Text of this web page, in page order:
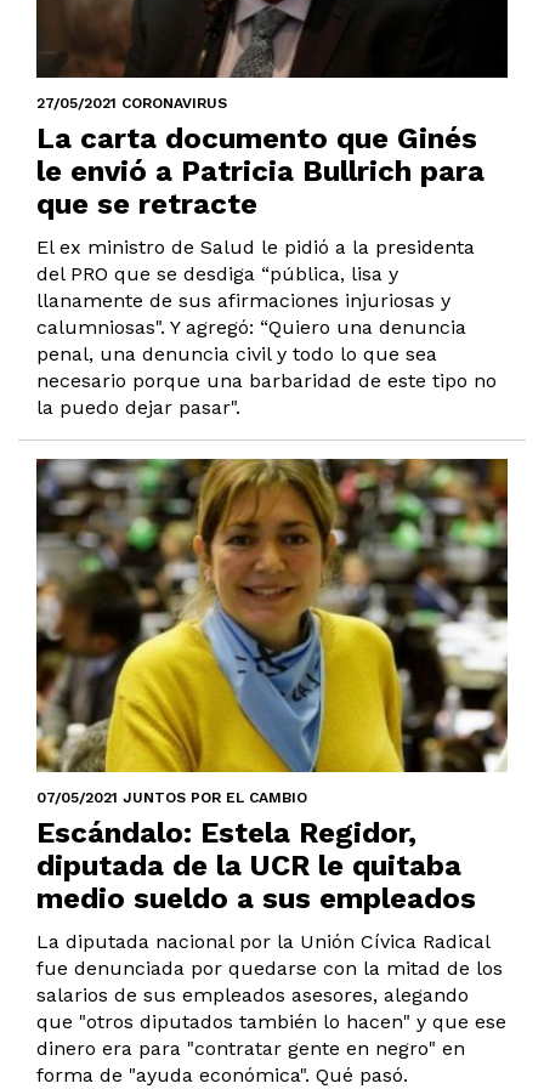
27/05/2021 CORONAVIRUS
La carta documento que Ginés
le envió a Patricia Bullrich para
que se retracte
El ex ministro de Salud le pidió a la presidenta
del PRO que se desdiga “pública, lisa y
llanamente de sus afirmaciones injuriosas y
calumniosas". Y agregó: “Quiero una denuncia
penal, una denuncia civil y todo lo que sea
necesario porque una barbaridad de este tipo no
la puedo dejar pasar".
07/05/2021 JUNTOS POR EL CAMBIO
Escándalo: Estela Regidor,
diputada de la UCR le quitaba
medio sueldo a sus empleados
La diputada nacional por la Unión Cívica Radical
fue denunciada por quedarse con la mitad de los
salarios de sus empleados asesores, alegando
que "otros diputados también lo hacen" y que ese
dinero era para "contratar gente en negro" en
forma de "ayuda económica". Qué pasó.